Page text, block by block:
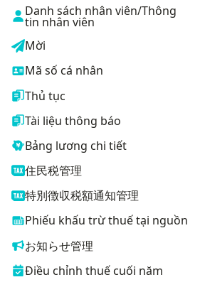
Danh sách nhân viên/Thông
tin nhân viên
Mời
Mã số cá nhân
Thủ tục
Tài liệu thông báo
Bảng lương chi tiết
住民税管理
特別徴収税額通知管理
Phiếu khấu trừ thuế tại nguồn
お知らせ管理
Điều chỉnh thuế cuối năm